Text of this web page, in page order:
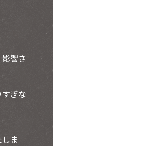
響さ
ぎな
ま